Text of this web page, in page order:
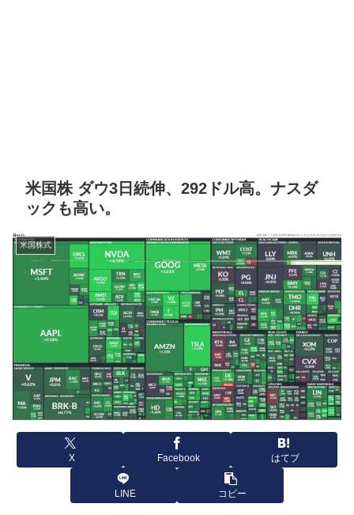
米国株 ダウ3日続伸、292ドル高。ナスダ
ックも高い。
米国株式
X Facebook はてブ
LINE コピー